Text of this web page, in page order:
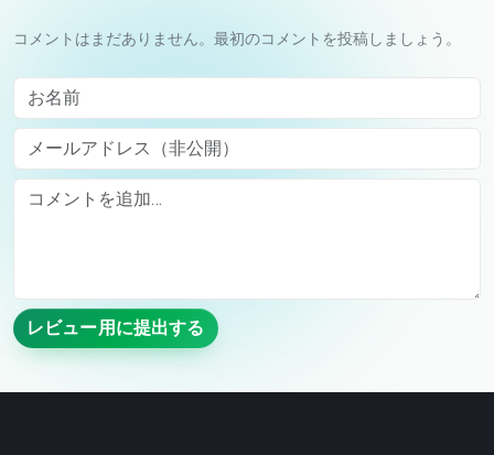
コメントはまだありません。最初のコメントを投稿しましょう。
お名前
メールアドレス（非公開）
Comment
レビュー用に提出する